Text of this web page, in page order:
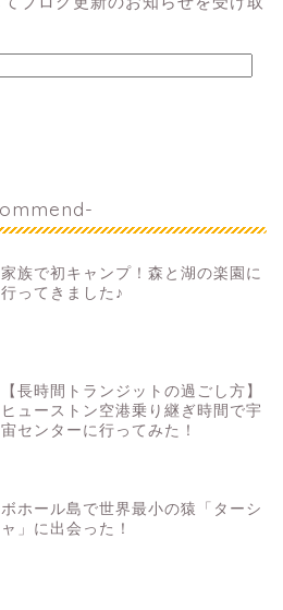
家族で初キャンプ！森と湖の楽園に
行ってきました♪
【長時間トランジットの過ごし方】
ヒューストン空港乗り継ぎ時間で宇
宙センターに行ってみた！
ボホール島で世界最小の猿「ターシ
ャ」に出会った！